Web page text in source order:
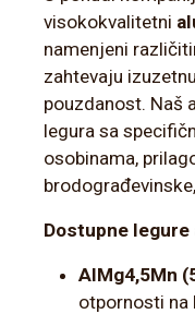
visokokvalitetni
namenjeni
zahtevaju
pouzdanost. Naš
legura sa
osobinama,
Dostupne
AlMg4,5Mn
otpornosti na